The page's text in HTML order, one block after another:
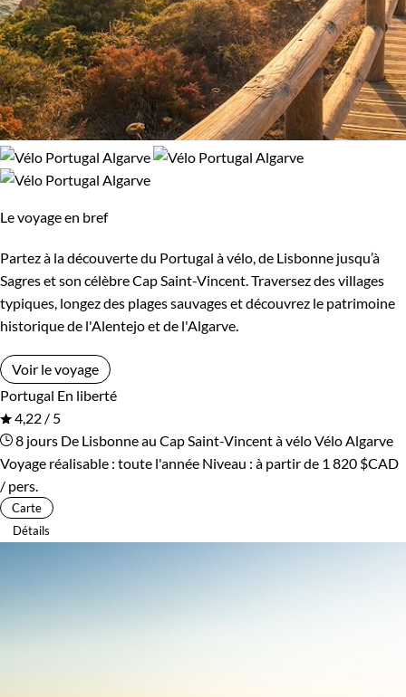
Le voyage en bref
Partez à la découverte du Portugal à vélo, de Lisbonne jusqu’à
Sagres et son célèbre Cap Saint-Vincent. Traversez des villages
typiques, longez des plages sauvages et découvrez le patrimoine
historique de l'Alentejo et de l'Algarve.
Voir le voyage
Portugal En liberté
4,22 / 5
8 jours De Lisbonne au Cap Saint-Vincent à véloVélo Algarve
Voyage réalisable : toute l'année Niveau : à partir de 1 820 $CAD
/ pers.
Carte
Détails